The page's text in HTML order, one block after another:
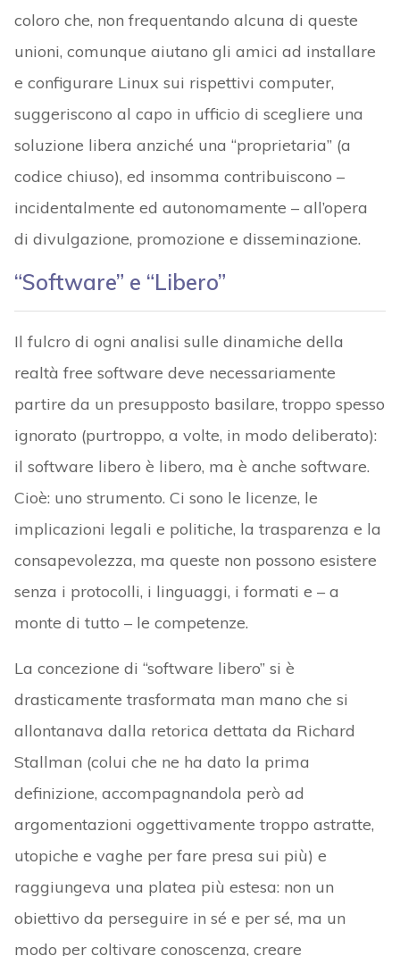
coloro che, non frequentando alcuna di queste
unioni, comunque aiutano gli amici ad installare
e configurare Linux sui rispettivi computer,
suggeriscono al capo in ufficio di scegliere una
soluzione libera anziché una “proprietaria” (a
codice chiuso), ed insomma contribuiscono –
incidentalmente ed autonomamente – all’opera
di divulgazione, promozione e disseminazione.
“Software” e “Libero”
Il fulcro di ogni analisi sulle dinamiche della
realtà free software deve necessariamente
partire da un presupposto basilare, troppo spesso
ignorato (purtroppo, a volte, in modo deliberato):
il software libero è libero, ma è anche software.
Cioè: uno strumento. Ci sono le licenze, le
implicazioni legali e politiche, la trasparenza e la
consapevolezza, ma queste non possono esistere
senza i protocolli, i linguaggi, i formati e – a
monte di tutto – le competenze.
La concezione di “software libero” si è
drasticamente trasformata man mano che si
allontanava dalla retorica dettata da Richard
Stallman (colui che ne ha dato la prima
definizione, accompagnandola però ad
argomentazioni oggettivamente troppo astratte,
utopiche e vaghe per fare presa sui più) e
raggiungeva una platea più estesa: non un
obiettivo da perseguire in sé e per sé, ma un
modo per coltivare conoscenza, creare